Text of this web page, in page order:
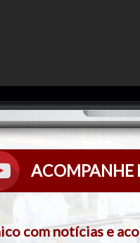
ACOMPANHE
com notícias e